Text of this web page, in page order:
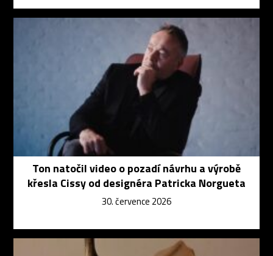
Ton natočil video o pozadí návrhu a výrobě
křesla Cissy od designéra Patricka Norgueta
30. července 2026